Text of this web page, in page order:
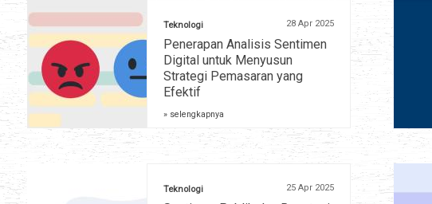
Teknologi 28 Apr 2025
Penerapan Analisis Sentimen
Digital untuk Menyusun
Strategi Pemasaran yang
Efektif
» selengkapnya
Teknologi 25 Apr 2025